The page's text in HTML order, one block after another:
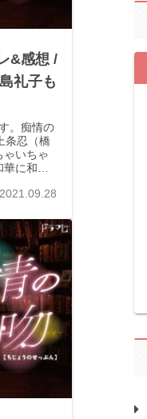
&感想 /
礼子も
。痴情の
条忍（橋
ゃいちゃ
に和楽
2021.09.28